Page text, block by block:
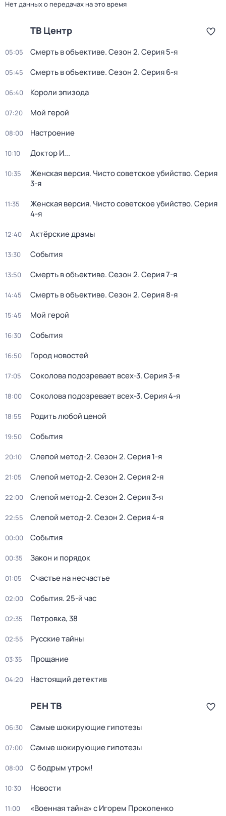
Нет данных о передачах на это время
ТВ Центр
05:05 Смерть в объективе. Сезон 2. Серия 5-я
05:45 Смерть в объективе. Сезон 2. Серия 6-я
06:40 Короли эпизода
07:20 Мой герой
08:00 Настроение
10:10 Доктор И...
10:35 Женская версия. Чисто советское убийство. Серия
3-я
11:35 Женская версия. Чисто советское убийство. Серия
4-я
12:40 Актёрские драмы
13:30 События
13:50 Смерть в объективе. Сезон 2. Серия 7-я
14:45 Смерть в объективе. Сезон 2. Серия 8-я
15:45 Мой герой
16:30 События
16:50 Город новостей
17:05 Соколова подозревает всех-3. Серия 3-я
18:00 Соколова подозревает всех-3. Серия 4-я
18:55 Родить любой ценой
19:50 События
20:10 Слепой метод-2. Сезон 2. Серия 1-я
21:05 Слепой метод-2. Сезон 2. Серия 2-я
22:00 Слепой метод-2. Сезон 2. Серия 3-я
22:55 Слепой метод-2. Сезон 2. Серия 4-я
00:00 События
00:35 Закон и порядок
01:05 Счастье на несчастье
02:00 События. 25-й час
02:35 Петровка, 38
02:55 Русские тайны
03:35 Прощание
04:20 Настоящий детектив
РЕН ТВ
06:30 Самые шoкиpующие гипотезы
07:00 Самые шoкиpующие гипотезы
08:00 С бодрым утром!
10:30 Новости
11:00 «Военная тайна» с Игорем Прокопенко